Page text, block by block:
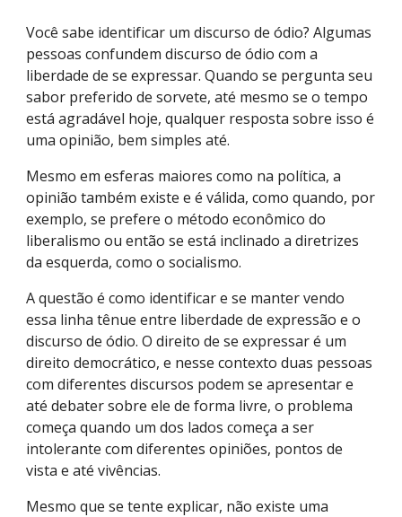
Você sabe identificar um discurso de ódio? Algumas
pessoas confundem discurso de ódio com a
liberdade de se expressar. Quando se pergunta seu
sabor preferido de sorvete, até mesmo se o tempo
está agradável hoje, qualquer resposta sobre isso é
uma opinião, bem simples até.
Mesmo em esferas maiores como na política, a
opinião também existe e é válida, como quando, por
exemplo, se prefere o método econômico do
liberalismo ou então se está inclinado a diretrizes
da esquerda, como o socialismo.
A questão é como identificar e se manter vendo
essa linha tênue entre liberdade de expressão e o
discurso de ódio. O direito de se expressar é um
direito democrático, e nesse contexto duas pessoas
com diferentes discursos podem se apresentar e
até debater sobre ele de forma livre, o problema
começa quando um dos lados começa a ser
intolerante com diferentes opiniões, pontos de
vista e até vivências.
Mesmo que se tente explicar, não existe uma